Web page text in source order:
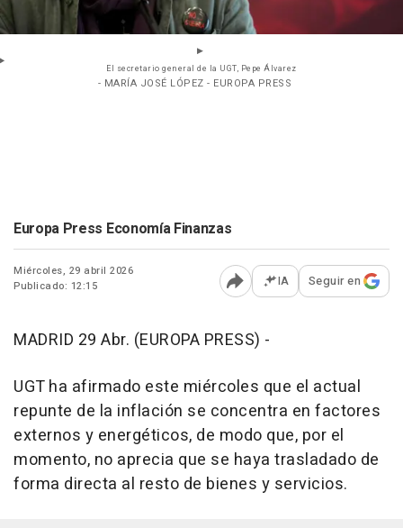
El secretario general de la UGT, Pepe Álvarez
- MARÍA JOSÉ LÓPEZ - EUROPA PRESS
Europa Press Economía Finanzas
Miércoles, 29 abril 2026
Publicado: 12:15
Abrir opciones para
IA Seguir en
MADRID 29 Abr. (EUROPA PRESS) -
UGT ha afirmado este miércoles que el actual
repunte de la inflación se concentra en factores
externos y energéticos, de modo que, por el
momento, no aprecia que se haya trasladado de
forma directa al resto de bienes y servicios.